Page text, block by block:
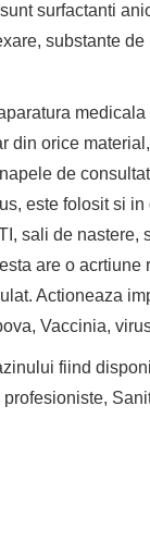
surfactanti
substante de
din orice
de
este folosit si in
sali de nastere,
are o acrtiune
Actioneaza
Vaccinia,
fiind